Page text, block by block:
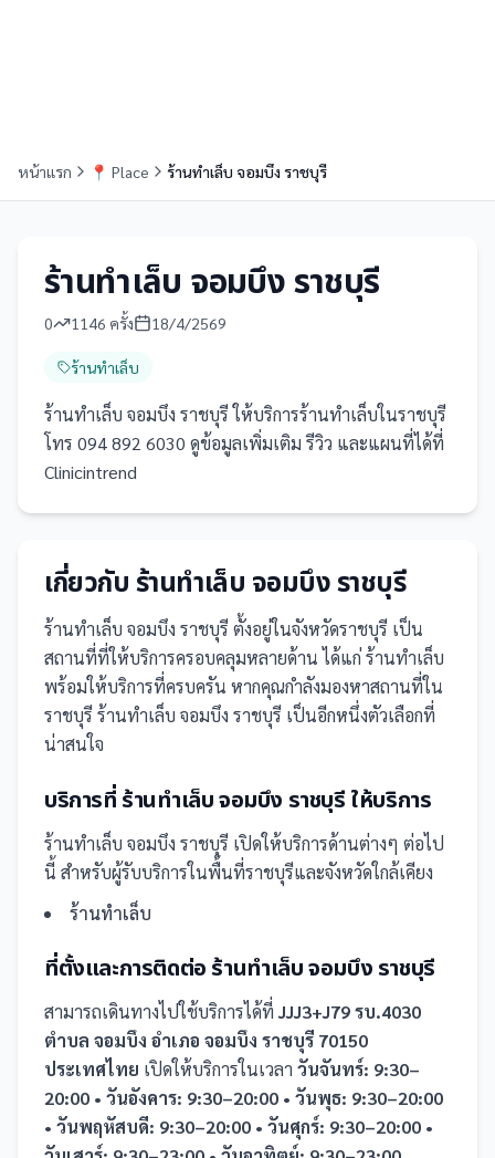
หน้าแรก 📍 Place ร้านทำเล็บ จอมบึง ราชบุรี
ร้านทำเล็บ จอมบึง ราชบุรี
0 1146 ครั้ง 18/4/2569
ร้านทำเล็บ
ร้านทำเล็บ จอมบึง ราชบุรี ให้บริการร้านทำเล็บในราชบุรี
โทร 094 892 6030 ดูข้อมูลเพิ่มเติม รีวิว และแผนที่ได้ที่
Clinicintrend
เกี่ยวกับร้านทำเล็บ จอมบึง ราชบุรี
ร้านทำเล็บ จอมบึง ราชบุรี ตั้งอยู่ในจังหวัดราชบุรี เป็น
สถานที่ที่ให้บริการครอบคลุมหลายด้าน ได้แก่ ร้านทำเล็บ
พร้อมให้บริการที่ครบครัน หากคุณกำลังมองหาสถานที่ใน
ราชบุรี ร้านทำเล็บ จอมบึง ราชบุรี เป็นอีกหนึ่งตัวเลือกที่
น่าสนใจ
บริการที่ ร้านทำเล็บ จอมบึง ราชบุรี ให้บริการ
ร้านทำเล็บ จอมบึง ราชบุรี เปิดให้บริการด้านต่างๆ ต่อไป
นี้ สำหรับผู้รับบริการในพื้นที่ราชบุรีและจังหวัดใกล้เคียง
ร้านทำเล็บ
ที่ตั้งและการติดต่อ ร้านทำเล็บ จอมบึง ราชบุรี
สามารถเดินทางไปใช้บริการได้ที่JJJ3+J79 รบ.4030
ตำบล จอมบึง อำเภอ จอมบึง ราชบุรี 70150
ประเทศไทย เปิดให้บริการในเวลา วันจันทร์: 9:30–
20:00 • วันอังคาร: 9:30–20:00 • วันพุธ: 9:30–20:00
• วันพฤหัสบดี: 9:30–20:00 • วันศุกร์: 9:30–20:00 •